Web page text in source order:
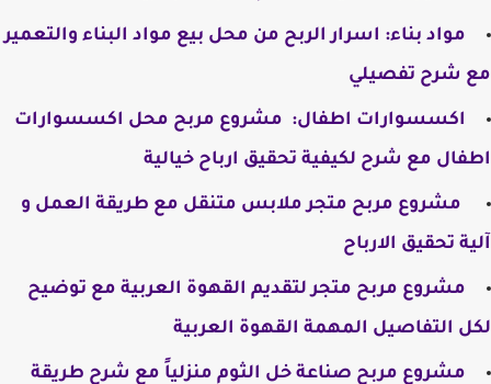
مواد بناء: اسرار الربح من محل بيع مواد البناء والتعمير
مع شرح تفصيلي
اكسسوارات اطفال: ​ مشروع مربح محل اكسسوارات
اطفال مع شرح لكيفية تحقيق ارباح خيالية
​ مشروع مربح متجر ملابس متنقل مع طريقة العمل و
آلية تحقيق الارباح
مشروع مربح متجر لتقديم القهوة العربية مع توضيح
لكل التفاصيل المهمة القهوة العربية
​مشروع مربح صناعة خل الثوم منزلياً مع شرح طريقة